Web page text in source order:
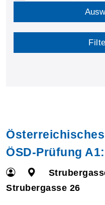
ÖSD-Prüfung A1:
Strubergasse 26